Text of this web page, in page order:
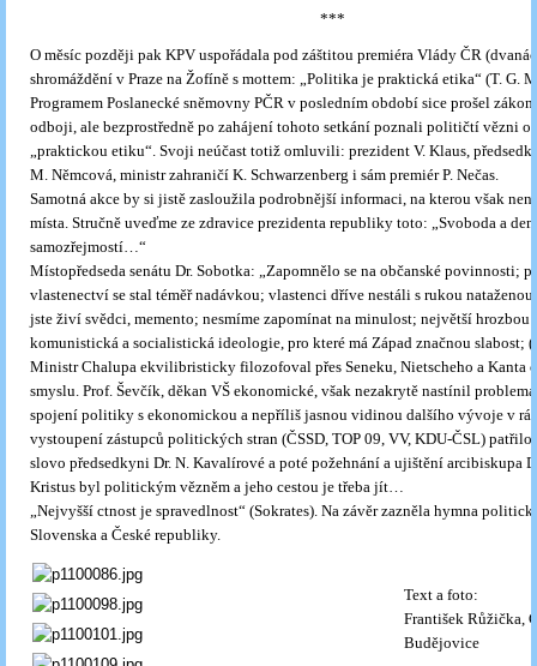
***
O měsíc později pak KPV uspořádala pod záštitou premiéra Vlády ČR
shromáždění v Praze na Žofíně s mottem: „Politika je praktická etika“ (T. G.
Programem Poslanecké sněmovny PČR v posledním období sice prošel
odboji, ale bezprostředně po zahájení tohoto setkání poznali političtí vězni
„praktickou etiku“. Svoji neúčast totiž omluvili: prezident V. Klaus,
M. Němcová, ministr zahraničí K. Schwarzenberg i sám premiér P. Nečas.
Samotná akce by si jistě zasloužila podrobnější informaci, na kterou však
místa. Stručně uveďme ze zdravice prezidenta republiky toto: „Svoboda a
samozřejmostí…“
Místopředseda senátu Dr. Sobotka: „Zapomnělo se na občanské povinnosti;
vlastenectví se stal téměř nadávkou; vlastenci dříve nestáli s rukou
jste živí svědci, memento; nesmíme zapomínat na minulost; největší hrozbou
komunistická a socialistická ideologie, pro které má Západ značnou slabost;
Ministr Chalupa ekvilibristicky filozofoval přes Seneku, Nietscheho a Kanta
smyslu. Prof. Ševčík, děkan VŠ ekonomické, však nezakrytě nastínil
spojení politiky s ekonomickou a nepříliš jasnou vidinou dalšího vývoje v
vystoupení zástupců politických stran (ČSSD, TOP 09, VV, KDU-ČSL) patřilo
slovo předsedkyni Dr. N. Kavalírové a poté požehnání a ujištění arcibiskupa
Kristus byl politickým vězněm a jeho cestou je třeba jít…
„Nejvyšší ctnost je spravedlnost“ (Sokrates). Na závěr zazněla hymna
Slovenska a České republiky.
Text a foto:
František Růžička,
Budějovice